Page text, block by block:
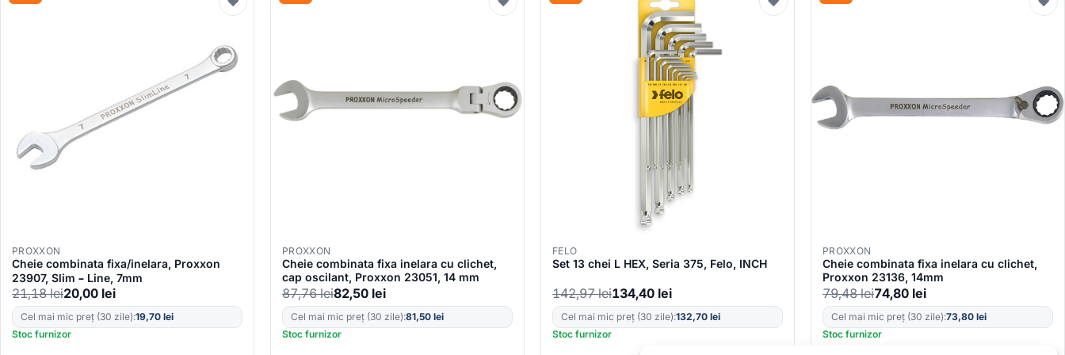
PROXXON
Cheie combinata fixa/inelara, Proxxon
23907, Slim – Line, 7mm
21,18lei20,00 lei
Cel mai mic preț (30 zile):19,70 lei
Stoc furnizor
PROXXON
Cheie combinata fixa inelara cu clichet,
cap oscilant, Proxxon 23051, 14 mm
87,76lei82,50 lei
Cel mai mic preț (30 zile):81,50 lei
Stoc furnizor
FELO
Set 13 chei L HEX, Seria 375, Felo, INCH
142,97lei134,40 lei
Cel mai mic preț (30 zile):132,70 lei
Stoc furnizor
PROXXON
Cheie combinata fixa inelara cu clichet,
Proxxon 23136, 14mm
79,48lei74,80 lei
Cel mai mic preț (30 zile):73,80 lei
Stoc furnizor